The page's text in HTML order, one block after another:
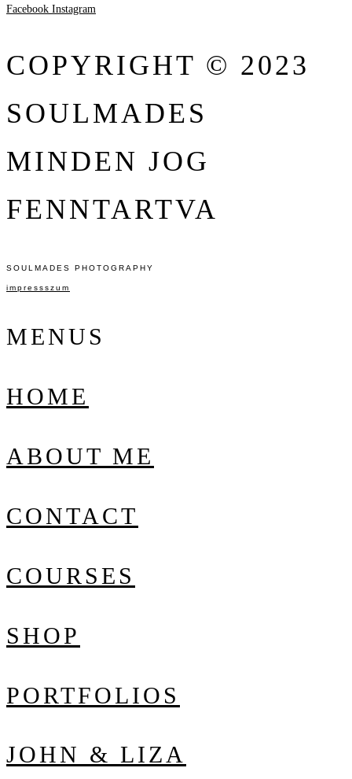
Facebook Instagram
COPYRIGHT © 2023
SOULMADES
MINDEN JOG
FENNTARTVA
SOULMADES PHOTOGRAPHY
impressszum
MENUS
HOME
ABOUT ME
CONTACT
COURSES
SHOP
PORTFOLIOS
JOHN & LIZA